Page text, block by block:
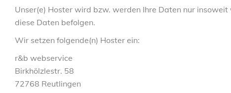
Unser(e) Hoster wird bzw. werden Ihre Daten nur
diese Daten befolgen.
Wir setzen folgende(n) Hoster ein:
r&b webservice
Birkhölzlestr. 58
72768 Reutlingen